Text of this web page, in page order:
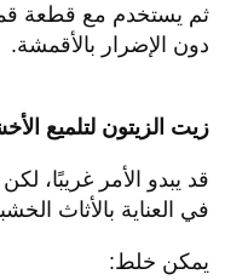
ثم يستخدم مع قطعة
دون الإضرار بالأقمشة.
زيت الزيتون لتلميع
قد يبدو الأمر غريبًا،
في العناية بالأثاث
يمكن خلط: